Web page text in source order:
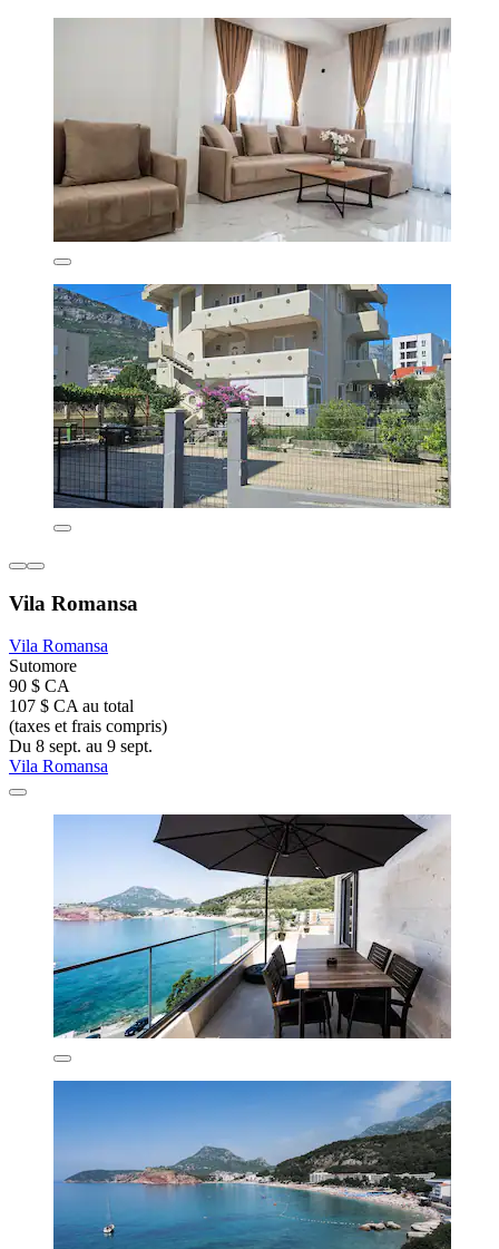
Vila Romansa
Vila Romansa
Sutomore
90 $ CA
107 $ CA au total
(taxes et frais compris)
Du 8 sept. au 9 sept.
Vila Romansa